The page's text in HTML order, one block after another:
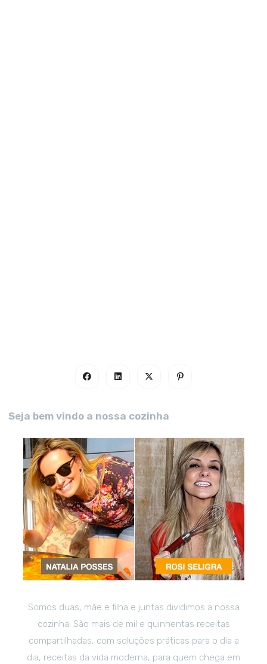
Seja bem vindo a nossa cozinha
Somos duas, mãe e filha e juntas dividimos a nossa
cozinha. São mais de mil e quinhentas receitas
compartilhadas, com soluções práticas para o dia a
dia, receitas da vida moderna, para quem chega em